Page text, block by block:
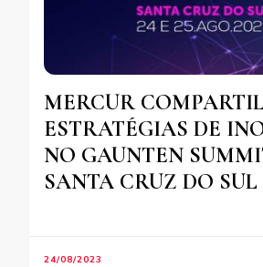
MERCUR
ESTRATÉGIAS DE
NO GAUNTEN
SANTA CRUZ DO
24/08/2023